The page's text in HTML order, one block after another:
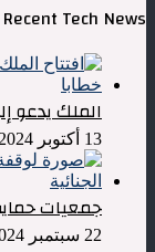
Recent Tech News
الملك يدعو
13 أكتوبر 2024
جمعيات
22 سبتمبر 2024